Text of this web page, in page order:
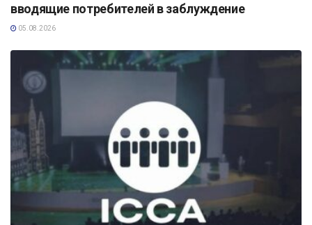
вводящие потребителей в заблуждение
05.08.2026